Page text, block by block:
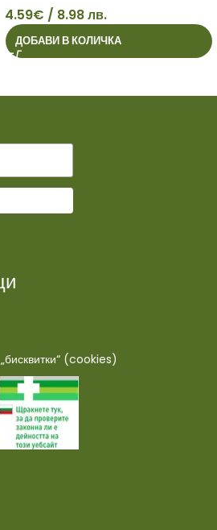
4.59€ / 8.98 лв.
ДОБАВИ В КОЛИЧКА
(cookies)